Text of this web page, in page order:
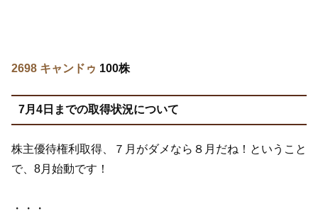
2698 キャンドゥ 100株
7月4日までの取得状況について
株主優待権利取得、７月がダメなら８月だね！ということ
で、8月始動です！
・・・